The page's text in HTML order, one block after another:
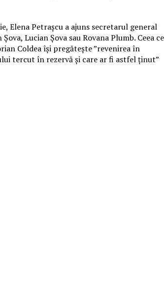
Elena Petrașcu a ajuns secretarul general
Lucian Șova sau Rovana Plumb. Ceea ce
Coldea își pregătește ”revenirea în
tercut în rezervă și care ar fi astfel ținut”